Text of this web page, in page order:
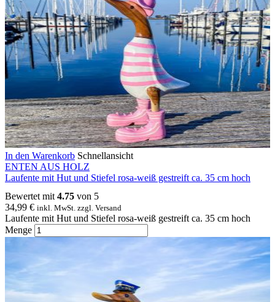
In den Warenkorb Schnellansicht
ENTEN AUS HOLZ
Laufente mit Hut und Stiefel rosa-weiß gestreift ca. 35 cm hoch
Bewertet mit 4.75 von 5
34,99 € inkl. MwSt. zzgl. Versand
Laufente mit Hut und Stiefel rosa-weiß gestreift ca. 35 cm hoch
Menge